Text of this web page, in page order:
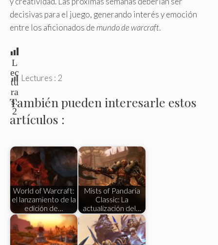
decisivas para el juego, generando interés y emoción
entre los aficionados demundo de warcraft.
L
ec
tu
ra
s:
2
Lectures : 2
También pueden interesarle estos
artículos :
World of Warcraft:
el lanzamiento de la
edición de…
Mists of Pandaria
Classic: La
actualización del…